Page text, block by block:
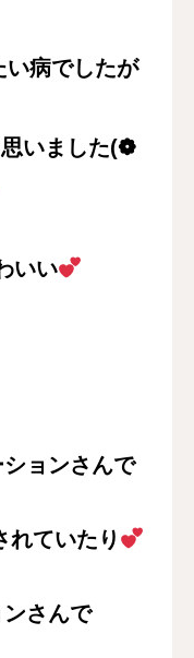
い病でしたが
いました(❁
いい
ョンさんで
れていたり
さんで